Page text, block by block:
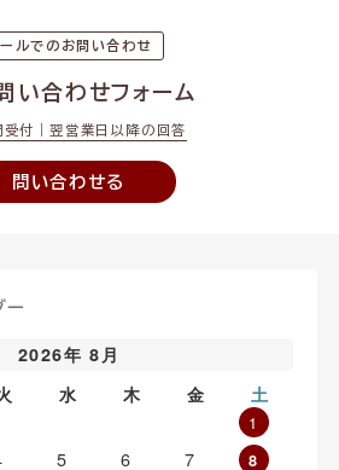
ルでのお問い合わせ
い合わせフォーム
付｜翌営業日以降の回答
問い合わせる
ー
2026年 8月
水 木 金 土
1
5 6 7 8